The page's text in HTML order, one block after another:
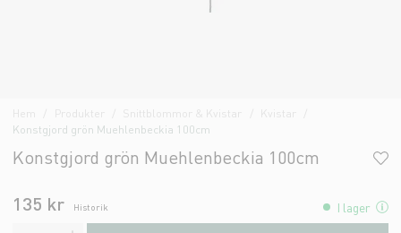
Hem Produkter Snittblommor & Kvistar
Kvistar
Konstgjord grön Muehlenbeckia 100cm
Konstgjord grön Muehlenbeckia 100cm
135 kr Historik I lager